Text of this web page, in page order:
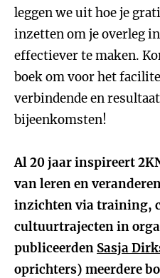
leggen we uit hoe je
inzetten om je overleg
effectiever te maken.
boek om voor het
verbindende en
bijeenkomsten!
Al 20 jaar inspireert
van leren en
inzichten via training,
cultuurtrajecten in
publiceerden Sasja
oprichters) meerdere